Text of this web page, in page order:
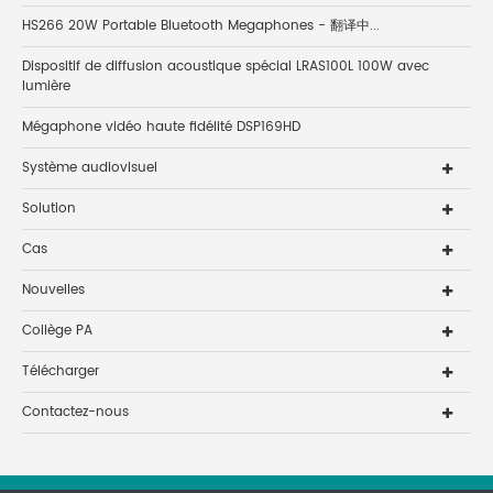
HS266 20W Portable Bluetooth Megaphones - 翻译中...
Dispositif de diffusion acoustique spécial LRAS100L 100W avec
lumière
Mégaphone vidéo haute fidélité DSP169HD
Système audiovisuel
Solution
Cas
Nouvelles
Collège PA
Télécharger
Contactez-nous